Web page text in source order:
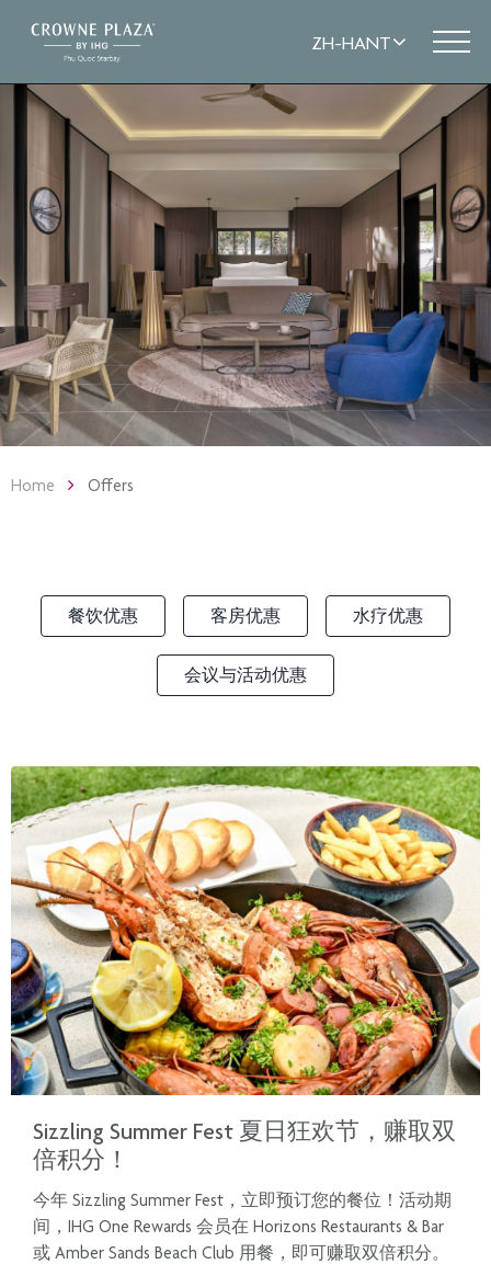
Home Offers
餐饮优惠 客房优惠 水疗优惠
会议与活动优惠
Sizzling Summer Fest 夏日狂欢节，赚取双
倍积分！
今年 Sizzling Summer Fest，立即预订您的餐位！活动期
间，IHG One Rewards 会员在 Horizons Restaurants & Bar
或 Amber Sands Beach Club 用餐，即可赚取双倍积分。